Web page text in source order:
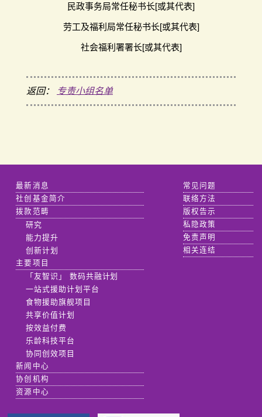
民政事务局常任秘书长[或其代表]
劳工及福利局常任秘书长[或其代表]
社会福利署署长[或其代表]
返回： 专责小组名单
最新消息
社创基金简介
拨款范畴
研究
能力提升
创新计划
主要项目
「友智识」 数码共融计划
一站式援助计划平台
食物援助旗舰项目
共享价值计划
按效益付费
乐龄科技平台
协同创效项目
新闻中心
协创机构
资源中心
常见问题
联络方法
版权告示
私隐政策
免责声明
相关连结